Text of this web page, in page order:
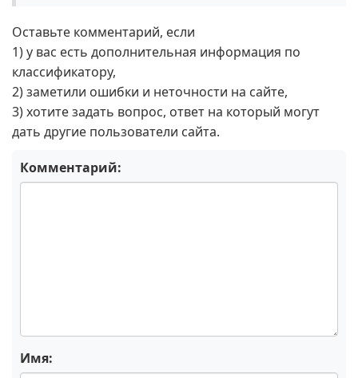
Оставьте комментарий, если
1) у вас есть дополнительная информация по
классификатору,
2) заметили ошибки и неточности на сайте,
3) хотите задать вопрос, ответ на который могут
дать другие пользователи сайта.
Комментарий:
Имя: